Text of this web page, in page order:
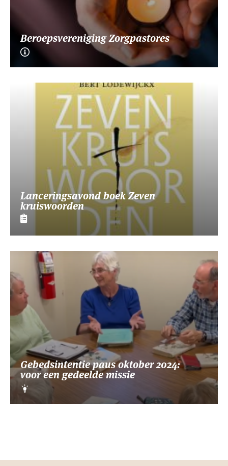
Beroepsvereniging Zorgpastores
Lanceringsavond boek Zeven
kruiswoorden
Gebedsintentie paus oktober 2024:
voor een gedeelde missie